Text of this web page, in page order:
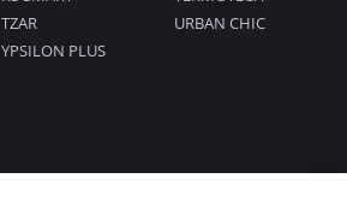
TZAR
URBAN CHIC
YPSILON PLUS